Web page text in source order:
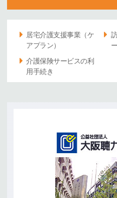
居宅介護支援事業（ケ
アプラン）
介護保険サービスの利
用手続き